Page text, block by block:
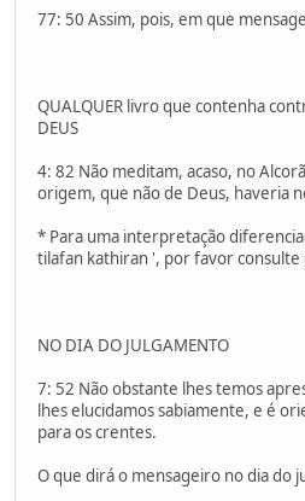
77: 50 Assim, pois, em que
QUALQUER livro que contenha
DEUS
4: 82 Não meditam, acaso, no
origem, que não de Deus, haveria
* Para uma interpretação
tilafan kathiran ', por favor consulte
NO DIA DO JULGAMENTO
7: 52 Não obstante lhes temos
lhes elucidamos sabiamente, e é
para os crentes.
O que dirá o mensageiro no dia do